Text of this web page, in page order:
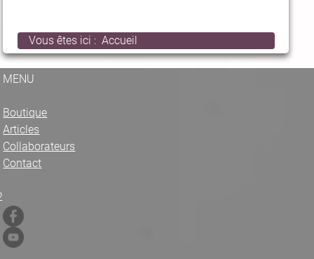
Vous êtes ici : Accueil
MENU
Boutique
Articles
Collaborateurs
Contact